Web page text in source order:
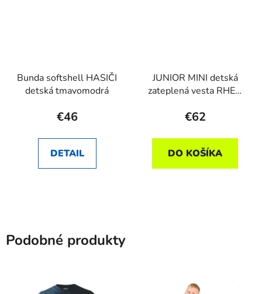
Bunda softshell HASIČI
detská tmavomodrá
€46
DETAIL
JUNIOR MINI detská
zateplená vesta RHEA
€62
DO KOŠÍKA
Podobné produkty